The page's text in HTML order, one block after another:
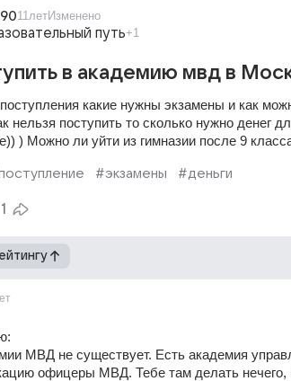
11летИзменено
путь+1
в академию мвд в
какие нужны экзамены и как
нельзя поступить то сколько нужно денег
) Можно ли уйти из гимназии после 9
#экзамены #деньги
1
МВД не существует. Есть академия
офицеры МВД. Тебе там делать нечего,